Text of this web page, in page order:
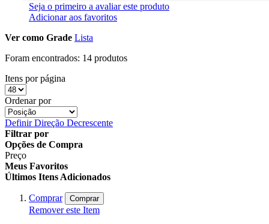
Seja o primeiro a avaliar este produto
Adicionar aos favoritos
Ver como Grade Lista
Foram encontrados: 14 produtos
Itens por página
Ordenar por
Definir Direção Decrescente
Filtrar por
Opções de Compra
Preço
Meus Favoritos
Últimos Itens Adicionados
Comprar Comprar
Remover este Item